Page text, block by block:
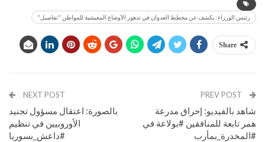
رئيس الورزاء: يكشف عن مخطط العدوان في تدهور الأوضاع المعيشية للمواطن "تفاصيل"
Share
شاهد بالفيديو: إحراق مدرعة
همر تابعة للمنافقين #بولاعة في
#المخدرة_بمأرب
NEXT POST
بالصورة: اعتقال مسؤول تجنيد
الأوروبيين في تنظيم
#داعش_بسوريا